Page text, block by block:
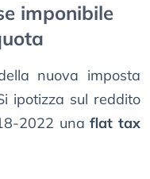
imponibile
nuova imposta
ipotizza sul reddito
2022 unaflat tax